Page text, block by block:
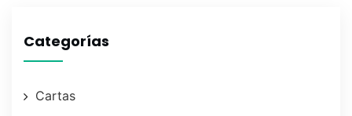
Categorías
Cartas